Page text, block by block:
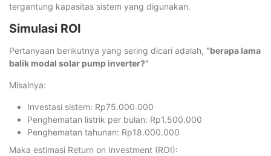
tergantung kapasitas sistem yang digunakan.
Simulasi ROI
Pertanyaan berikutnya yang sering dicari adalah, “berapa lama
balik modal solar pump inverter?”
Misalnya:
Investasi sistem: Rp75.000.000
Penghematan listrik per bulan: Rp1.500.000
Penghematan tahunan: Rp18.000.000
Maka estimasi Return on Investment (ROI):